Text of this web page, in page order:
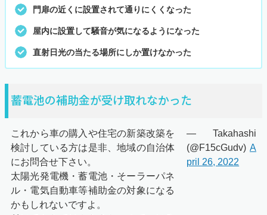
門扉の近くに設置されて通りにくくなった
屋内に設置して騒音が気になるようになった
直射日光の当たる場所にしか置けなかった
蓄電池の補助金が受け取れなかった
これから車の購入や住宅の新築改築を
検討している方は是非、地域の自治体
にお問合せ下さい。
太陽光発電機・蓄電池・そーラーパネ
ル・電気自動車等補助金の対象になる
かもしれないですよ。
— Takahashi
(@F15cGudv) A
pril 26, 2022